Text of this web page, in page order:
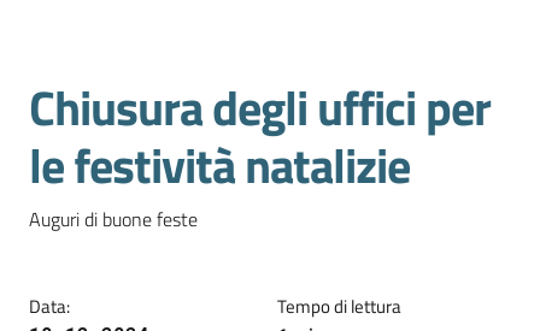
Avviare
l'Impresa
l'Impresa
Salta al contenuto
Chiusura degli uffici per
le festività natalizie
Auguri di buone feste
Data: Tempo di lettura